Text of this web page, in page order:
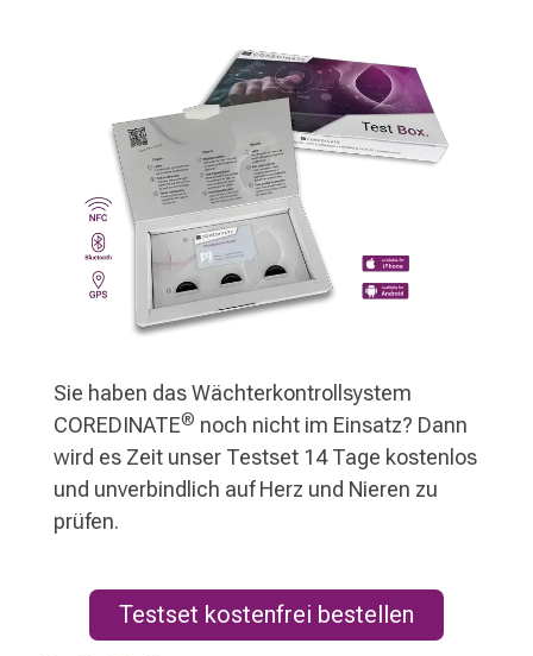
Sie haben das Wächterkontrollsystem
COREDINATE® noch nicht im Einsatz? Dann
wird es Zeit unser Testset 14 Tage kostenlos
und unverbindlich auf Herz und Nieren zu
prüfen.
Testset kostenfrei bestellen